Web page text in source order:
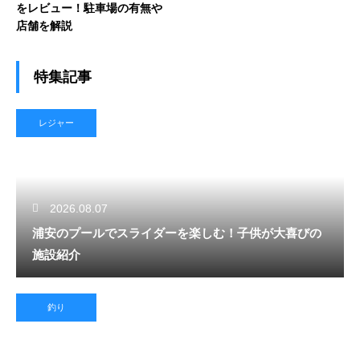
をレビュー！駐車場の有無や
店舗を解説
特集記事
レジャー
2026.08.07
浦安のプールでスライダーを楽しむ！子供が大喜びの
施設紹介
釣り